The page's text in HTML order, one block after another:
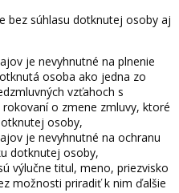
bez súhlasu dotknutej osoby aj
je nevyhnutné na plnenie
osoba ako jedna zo
vzťahoch s
o zmene zmluvy, ktoré
osoby,
je nevyhnutné na ochranu
dotknutej osoby,
výlučne titul, meno, priezvisko
možnosti priradiť k nim ďalšie